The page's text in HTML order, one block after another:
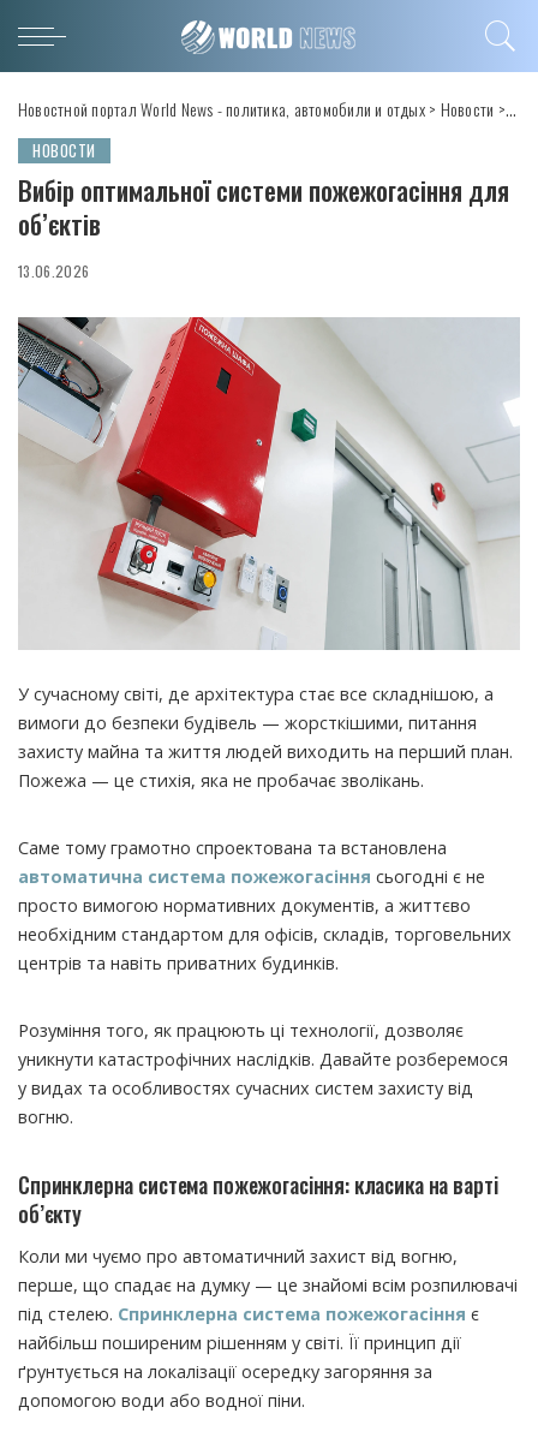
Новостной портал World News - политика, автомобили и отдых> Новости >
НОВОСТИ
Вибір оптимальної системи пожежогасіння для
об’єктів
13.06.2026
У сучасному світі, де архітектура стає все складнішою, а
вимоги до безпеки будівель — жорсткішими, питання
захисту майна та життя людей виходить на перший план.
Пожежа — це стихія, яка не пробачає зволікань.
Саме тому грамотно спроектована та встановлена
автоматична система пожежогасіння сьогодні є не
просто вимогою нормативних документів, а життєво
необхідним стандартом для офісів, складів, торговельних
центрів та навіть приватних будинків.
Розуміння того, як працюють ці технології, дозволяє
уникнути катастрофічних наслідків. Давайте розберемося
у видах та особливостях сучасних систем захисту від
вогню.
Спринклерна система пожежогасіння: класика на варті
об’єкту
Коли ми чуємо про автоматичний захист від вогню,
перше, що спадає на думку — це знайомі всім розпилювачі
під стелею. Спринклерна система пожежогасіння є
найбільш поширеним рішенням у світі. Її принцип дії
ґрунтується на локалізації осередку загоряння за
допомогою води або водної піни.